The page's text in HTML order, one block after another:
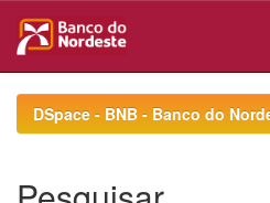
navigationDSpace - BNB - Banco do